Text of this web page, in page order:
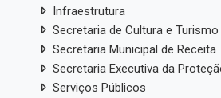
Infraestrutura
Secretaria de Cultura e Turismo
Secretaria Municipal de Receita
Secretaria Executiva da
Serviços Públicos